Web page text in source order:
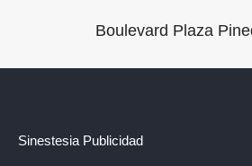
Boulevard Plaza
Sinestesia Publicidad